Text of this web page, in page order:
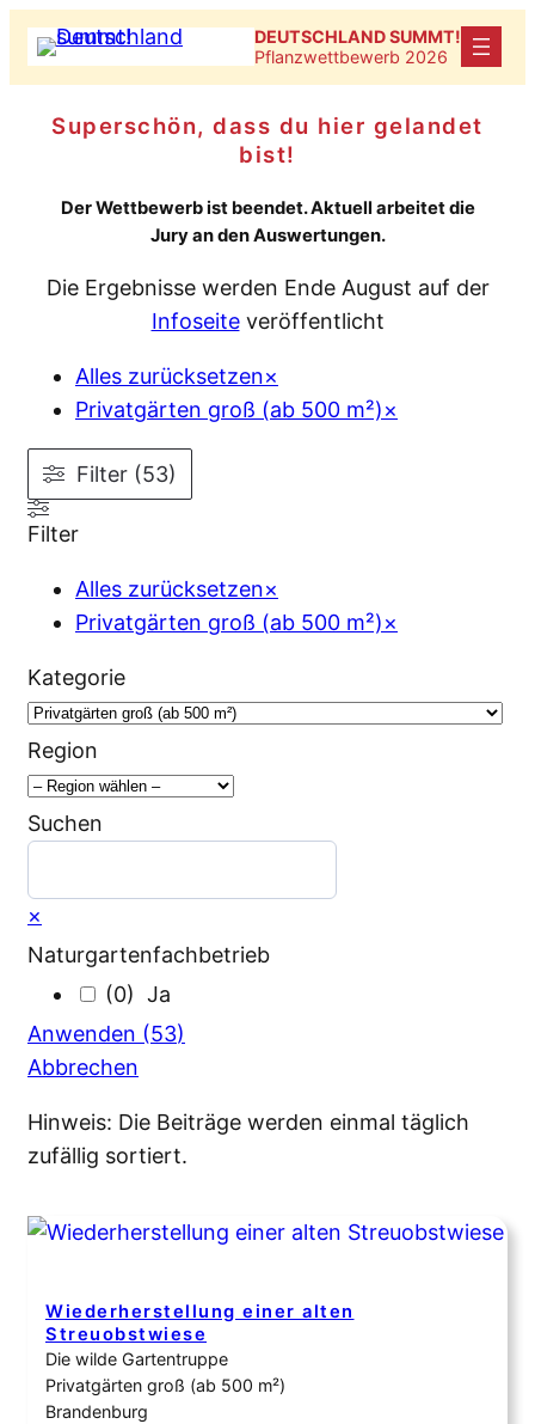
Zum
Inhalt
springen
DEUTSCHLAND SUMMT!
Pflanzwettbewerb 2026
Superschön, dass du hier gelandet
bist!
Der Wettbewerb ist beendet. Aktuell arbeitet die
Jury an den Auswertungen.
Die Ergebnisse werden Ende August auf der
Infoseiteveröffentlicht
Alles zurücksetzen×
Privatgärten groß (ab 500 m²)×
Filter (53)
Filter
Alles zurücksetzen×
Privatgärten groß (ab 500 m²)×
Kategorie
Region
Suchen
×
Naturgartenfachbetrieb
(0)
Anwenden (53)
Abbrechen
Hinweis: Die Beiträge werden einmal täglich
zufällig sortiert.
Wiederherstellung einer alten
Streuobstwiese
Die wilde Gartentruppe
Privatgärten groß (ab 500 m²)
Brandenburg